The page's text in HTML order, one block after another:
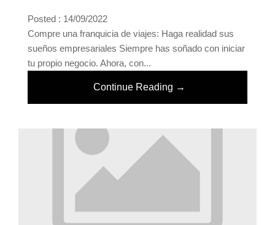
Posted : 14/09/2022
Compre una franquicia de viajes: Haga realidad sus
sueños empresariales Siempre has soñado con iniciar
tu propio negocio. Ahora, con...
Continue Reading →